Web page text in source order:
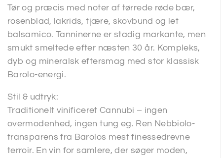
Tør og præcis med noter af tørrede røde bær,
rosenblad, lakrids, tjære, skovbund og let
balsamico. Tanninerne er stadig markante, men
smukt smeltede efter næsten 30 år. Kompleks,
dyb og mineralsk eftersmag med stor klassisk
Barolo-energi.
Stil & udtryk:
Traditionelt vinificeret Cannubi – ingen
overmodenhed, ingen tung eg. Ren Nebbiolo-
transparens fra Barolos mest finessedrevne
terroir. En vin for samlere, der søger moden,